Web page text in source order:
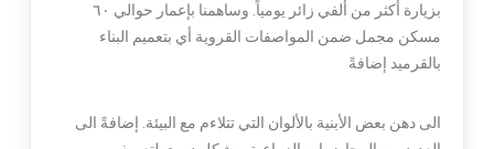
بزيارة أكثر من ألفي زائر يومياً. وساهمنا بإعمار حوالي ٦٠
مسكن مجمل ضمن المواصفات القروية أي بتعميم البناء
بالقرميد إضافةً
الى دهن بعض الأبنية بالألوان التي تتلاءم مع البيئة. إضافةً الى